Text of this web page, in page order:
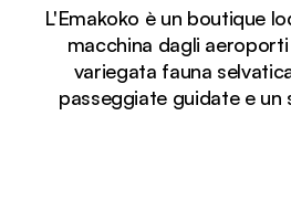
L'Emakoko è un boutique
macchina dagli
variegata fauna
passeggiate guidate e